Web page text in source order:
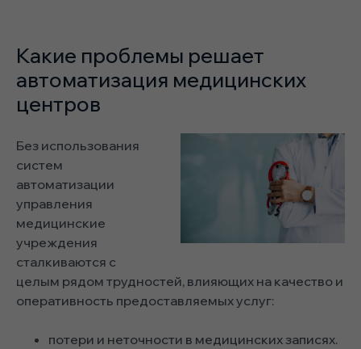
Какие проблемы решает
автоматизация медицинских
центров
Без использования
систем
автоматизации
управления
медицинские
учреждения
сталкиваются с
целым рядом трудностей, влияющих на качество и
оперативность предоставляемых услуг:
потери и неточности в медицинских записях.